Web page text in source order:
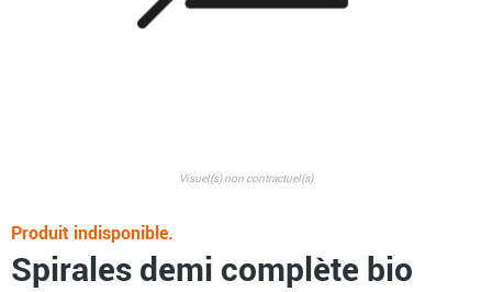
Visuel(s) non contractuel(s)
Spirales demi complète bio
Produit indisponible.